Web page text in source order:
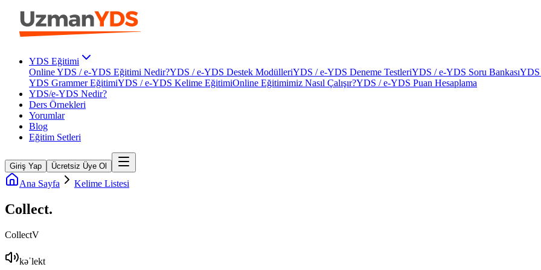
YDS Eğitimi
Online YDS / e-YDS Eğitimi Nedir?YDS / e-YDS Destek ModülleriYDS / e-YDS Deneme TestleriYDS / e-YDS Soru BankasıYDS
YDS Grammer EğitimiYDS / e-YDS Kelime EğitimiOnline Eğitimimiz Nasıl Çalışır?YDS / e-YDS Puan Hesaplama
YDS/e-YDS Nedir?
Ders Örnekleri
Yorumlar
Blog
Eğitim Setleri
Giriş Yap Ücretsiz Üye Ol
Ana Sayfa Kelime Listesi
Collect.
CollectV
kəˈlekt